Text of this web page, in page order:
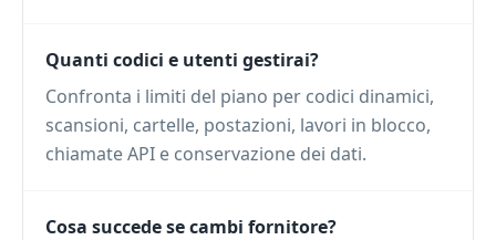
Quanti codici e utenti gestirai?
Confronta i limiti del piano per codici dinamici,
scansioni, cartelle, postazioni, lavori in blocco,
chiamate API e conservazione dei dati.
Cosa succede se cambi fornitore?